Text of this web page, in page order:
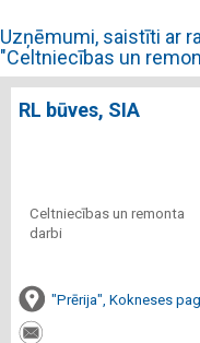
Uzņēmumi, saistīti ar
"Celtniecības un
RL būves, SIA
Celtniecības un remonta
darbi
"Prērija", Kokneses